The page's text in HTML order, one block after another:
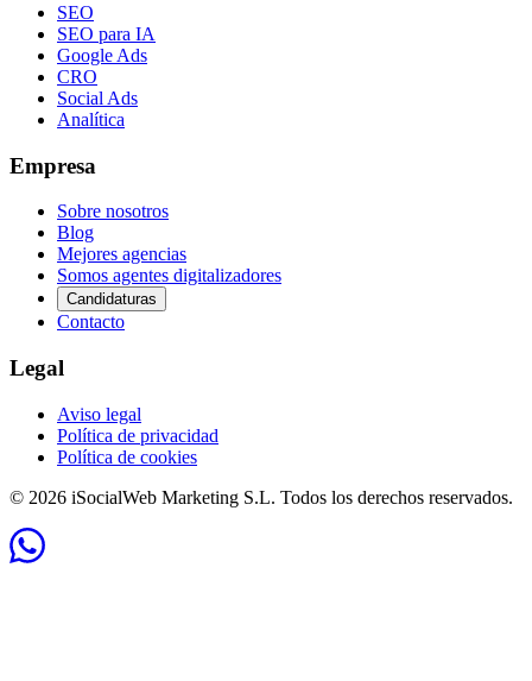
SEO
SEO para IA
Google Ads
CRO
Social Ads
Analítica
Empresa
Sobre nosotros
Blog
Mejores agencias
Somos agentes digitalizadores
Candidaturas
Contacto
Legal
Aviso legal
Política de privacidad
Política de cookies
© 2026 iSocialWeb Marketing S.L. Todos los derechos reservados.